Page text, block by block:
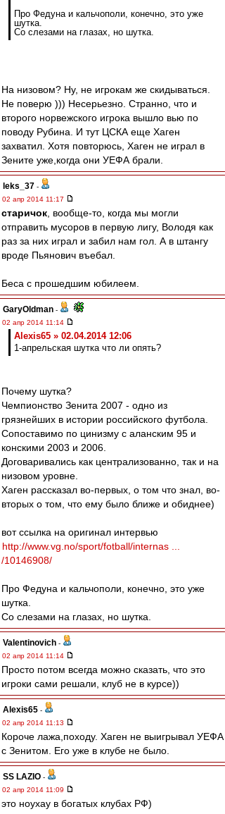
Про Федуна и кальчополи, конечно, это уже
шутка.
Со слезами на глазах, но шутка.
На низовом? Ну, не игрокам же скидываться.
Не поверю ))) Несерьезно. Странно, что и
второго норвежского игрока вышло вью по
поводу Рубина. И тут ЦСКА еще Хаген
захватил. Хотя повторюсь, Хаген не играл в
Зените уже,когда они УЕФА брали.
leks_37 -
02 апр 2014 11:17
старичок , вообще-то, когда мы могли
отправить мусоров в первую лигу, Володя как
раз за них играл и забил нам гол. А в штангу
вроде Пьянович въебал.
Беса с прошедшим юбилеем.
GaryOldman -
02 апр 2014 11:14
Alexis65 » 02.04.2014 12:06
1-апрельская шутка что ли опять?
Почему шутка?
Чемпионство Зенита 2007 - одно из
грязнейших в истории российского футбола.
Сопоставимо по цинизму с аланским 95 и
конскими 2003 и 2006.
Договаривались как централизованно, так и на
низовом уровне.
Хаген рассказал во-первых, о том что знал, во-
вторых о том, что ему было ближе и обиднее)
вот ссылка на оригинал интервью
http://www.vg.no/sport/fotball/internas ...
/10146908/
Про Федуна и кальчополи, конечно, это уже
шутка.
Со слезами на глазах, но шутка.
Valentinovich -
02 апр 2014 11:14
Просто потом всегда можно сказать, что это
игроки сами решали, клуб не в курсе))
Alexis65 -
02 апр 2014 11:13
Короче лажа,походу. Хаген не выигрывал УЕФА
с Зенитом. Его уже в клубе не было.
SS LAZIO -
02 апр 2014 11:09
это ноухау в богатых клубах РФ)